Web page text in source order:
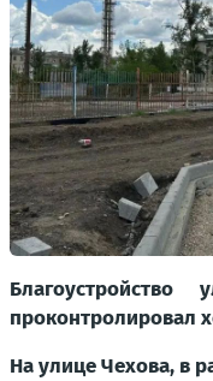
проконтролировал
На улице Чехова, в